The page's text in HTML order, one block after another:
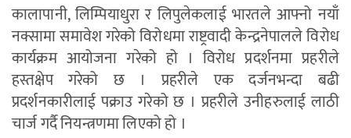
कालापानी, लिम्पियाधुरा र लिपुलेकलाई भारतले आफ्नो नयाँ
नक्सामा समावेश गरेको विरोधमा राष्ट्रवादी केन्द्रनेपालले विरोध
कार्यक्रम आयोजना गरेको हो । विरोध प्रदर्शनमा प्रहरीले
हस्तक्षेप गरेको छ । प्रहरीले एक दर्जनभन्दा बढी
प्रदर्शनकारीलाई पक्राउ गरेको छ । प्रहरीले उनीहरुलाई लाठी
चार्ज गर्दै नियन्त्रणमा लिएको हो ।